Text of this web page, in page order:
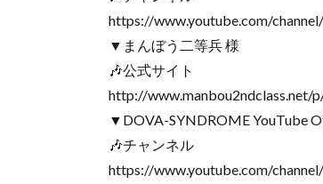
https://www.youtube.com/
▼まんぼう二等兵 様
🎶公式サイト
http://www.manbou2ndclass.net/
▼DOVA-SYNDROME YouTube
🎶チャンネル
https://www.youtube.com/